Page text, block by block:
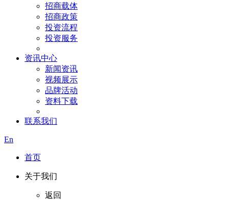
招商载体
招商政策
投资流程
投资服务
资讯中心
新闻资讯
视频展示
品牌活动
资料下载
联系我们
En
首页
关于我们
返回